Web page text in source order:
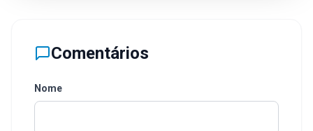
Comentários
Nome